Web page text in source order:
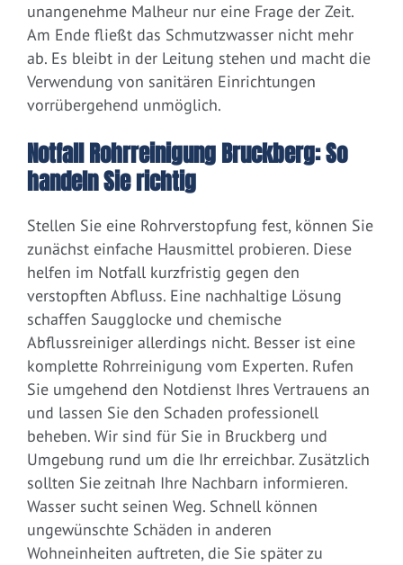
unangenehme Malheur nur eine Frage der Zeit.
Am Ende fließt das Schmutzwasser nicht mehr
ab. Es bleibt in der Leitung stehen und macht die
Verwendung von sanitären Einrichtungen
vorrübergehend unmöglich.
Notfall Rohrreinigung Bruckberg: So
handeln Sie richtig
Stellen Sie eine Rohrverstopfung fest, können Sie
zunächst einfache Hausmittel probieren. Diese
helfen im Notfall kurzfristig gegen den
verstopften Abfluss. Eine nachhaltige Lösung
schaffen Saugglocke und chemische
Abflussreiniger allerdings nicht. Besser ist eine
komplette Rohrreinigung vom Experten. Rufen
Sie umgehend den Notdienst Ihres Vertrauens an
und lassen Sie den Schaden professionell
beheben. Wir sind für Sie in Bruckberg und
Umgebung rund um die Ihr erreichbar. Zusätzlich
sollten Sie zeitnah Ihre Nachbarn informieren.
Wasser sucht seinen Weg. Schnell können
ungewünschte Schäden in anderen
Wohneinheiten auftreten, die Sie später zu